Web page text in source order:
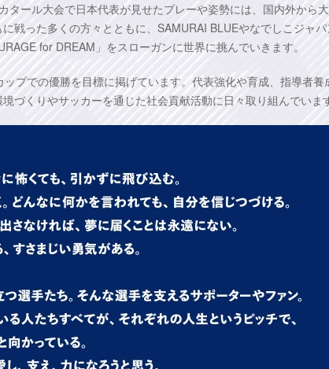
ール大会で日本代表が見せたプレーや姿勢には、国内外から
戦った多くの方々とともに、SAMURAI BLUEやなでしこジャ
for DREAM」をスローガンに世界に挑んでいきます。
プでの優勝を目標に掲げています。代表強化や育成、指導者養
づくりやサッカーを通じた社会貢献活動に日々取り組んでいま